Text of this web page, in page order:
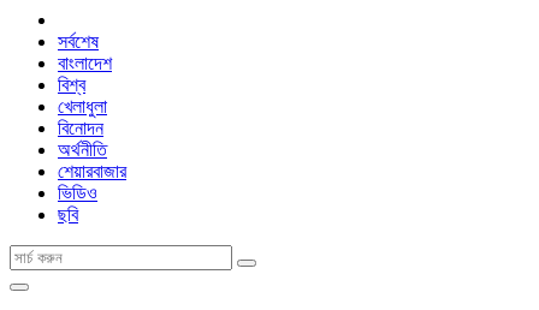
সর্বশেষ
বাংলাদেশ
বিশ্ব
খেলাধুলা
বিনোদন
অর্থনীতি
শেয়ারবাজার
ভিডিও
ছবি